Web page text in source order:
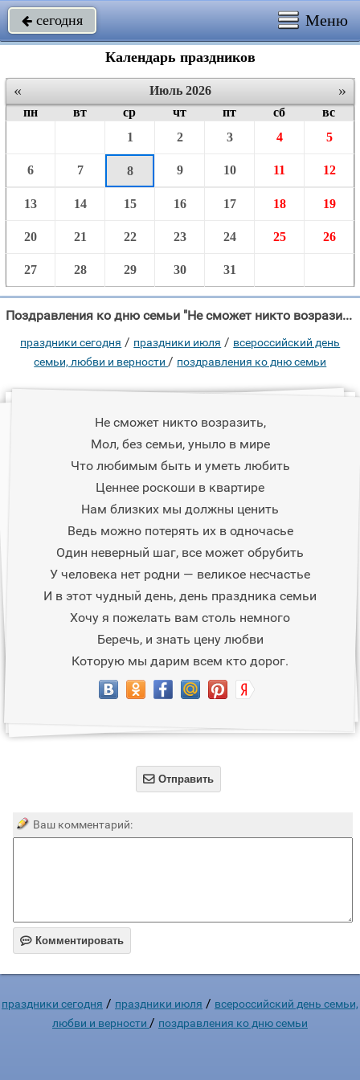
 сегодня Меню
Календарь праздников
« »
Июль 2026
пн
вт ср чт пт сб
вс
1
2 3 4 5
6 7 8 9 10 11 12
13 14 15 16 17 18 19
20 21 22 23 24 25 26
27 28 29 30 31
Поздравления ко дню семьи "Не сможет никто возразить, Мол, без семьи, уныло в мире Что любимым быть и уметь "
праздники сегодня / праздники июля / всероссийский день
семьи, любви и верности / поздравления ко дню семьи
Не сможет никто возразить,
Мол, без семьи, уныло в мире
Что любимым быть и уметь любить
Ценнее роскоши в квартире
Нам близких мы должны ценить
Ведь можно потерять их в одночасье
Один неверный шаг, все может обрубить
У человека нет родни — великое несчастье
И в этот чудный день, день праздника семьи
Хочу я пожелать вам столь немного
Беречь, и знать цену любви
Которую мы дарим всем кто дорог.
 Отправить
Ваш комментарий:
 Комментировать
праздники сегодня / праздники июля / всероссийский день семьи,
любви и верности / поздравления ко дню семьи